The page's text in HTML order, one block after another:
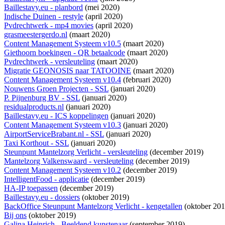
Baillestavy.eu - planbord (mei 2020)
Indische Duinen - restyle (april 2020)
Pvdrechtwerk - mp4 movies (april 2020)
grasmeestergerdo.nl (maart 2020)
Content Management Systeem v10.5 (maart 2020)
Giethoorn boekingen - QR betaalcode (maart 2020)
Pvdrechtwerk - versleuteling (maart 2020)
Migratie GEONOSIS naar TATOOINE (maart 2020)
Content Management Systeem v10.4 (februari 2020)
Nouwens Groen Projecten - SSL (januari 2020)
P. Pijnenburg BV - SSL (januari 2020)
residualproducts.nl (januari 2020)
Baillestavy.eu - ICS koppelingen (januari 2020)
Content Management Systeem v10.3 (januari 2020)
AirportServiceBrabant.nl - SSL (januari 2020)
Taxi Korthout - SSL (januari 2020)
Steunpunt Mantelzorg Verlicht - versleuteling (december 2019)
Mantelzorg Valkenswaard - versleuteling (december 2019)
Content Management Systeem v10.2 (december 2019)
IntelligentFood - applicatie (december 2019)
HA-IP toepassen (december 2019)
Baillestavy.eu - dossiers (oktober 2019)
BackOffice Steunpunt Mantelzorg Verlicht - kengetallen (oktober
Bij ons (oktober 2019)